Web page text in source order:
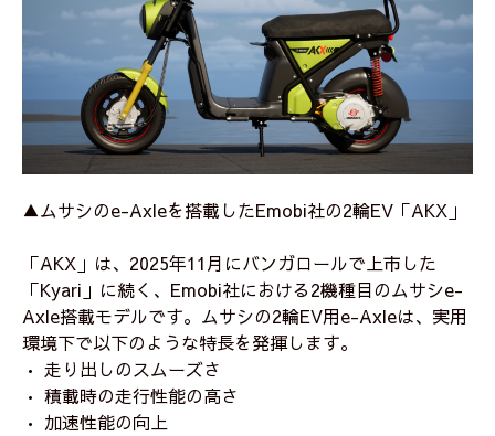
▲ムサシのe-Axleを搭載したEmobi社の2輪EV「AKX」
「AKX」は、2025年11月にバンガロールで上市した
「Kyari」に続く、Emobi社における2機種目のムサシe-
Axle搭載モデルです。ムサシの2輪EV用e-Axleは、実用
環境下で以下のような特長を発揮します。
• 走り出しのスムーズさ
• 積載時の走行性能の高さ
• 加速性能の向上